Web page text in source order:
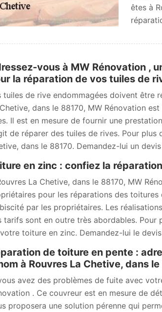
êtes à
vous à MW Rénovation ,
la réparation de vos tuiles de
tuiles de rive endommagées doivent être
dans le 88170, MW Rénovation
Il est en mesure de fournir une
de réparer des tuiles de rives. Pour
dans le 88170. Demandez-lui un
en zinc : confiez la
La Chetive, dans le 88170, MW
pour les réparations des
par les propriétaires. Les
tarifs sont en outre très abordables.
toiture en zinc. Demandez-lui le
de toiture en pente :
à Rouvres La Chetive, dans
avez des problèmes de fuite avec
. Ce couvreur est en mesure de
proposera une solution pérenne qui